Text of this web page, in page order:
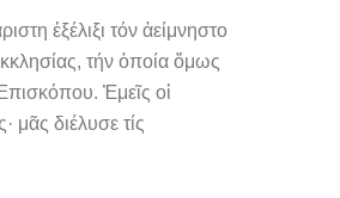
ἐξέλιξι τόν ἀείμνηστο
τήν ὁποία ὅμως
Ἐμεῖς οἱ
μᾶς διέλυσε τίς